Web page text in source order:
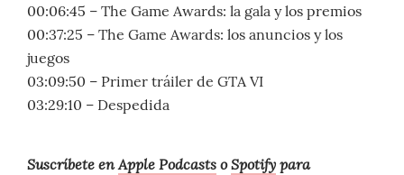
00:06:45 – The Game Awards: la gala y los premios
00:37:25 – The Game Awards: los anuncios y los
juegos
03:09:50 – Primer tráiler de GTA VI
03:29:10 – Despedida
Suscríbete enApple PodcastsoSpotifypara